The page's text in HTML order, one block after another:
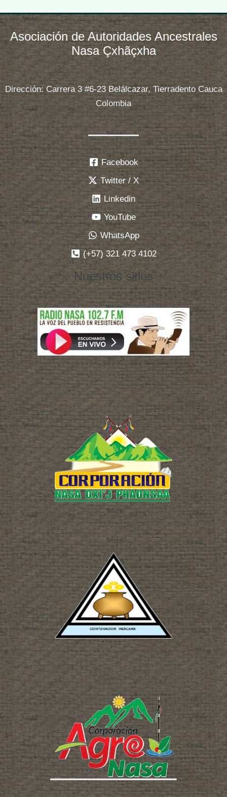
Asociación de Autoridades Ancestrales
Nasa Çxhãçxha
Dirección: Carrera 3 #6-23 Belálcazar, Tierradento Cauca
Colombia
Facebook
Twitter / X
Linkedin
YouTube
WhatsApp
(+57) 321 473 4102
Nuestros sitios